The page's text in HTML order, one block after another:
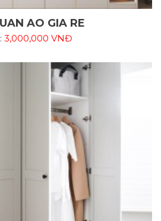
AO GIA RE
3,000,000 VNĐ